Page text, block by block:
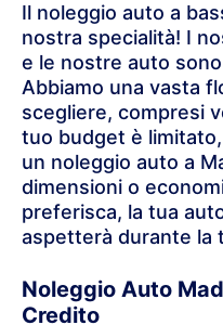
Il noleggio auto a
nostra specialità! I
e le nostre auto
Abbiamo una vasta
scegliere, compresi
tuo budget è
un noleggio auto a
dimensioni o
preferisca, la tua
aspetterà durante la
Noleggio Auto
Credito